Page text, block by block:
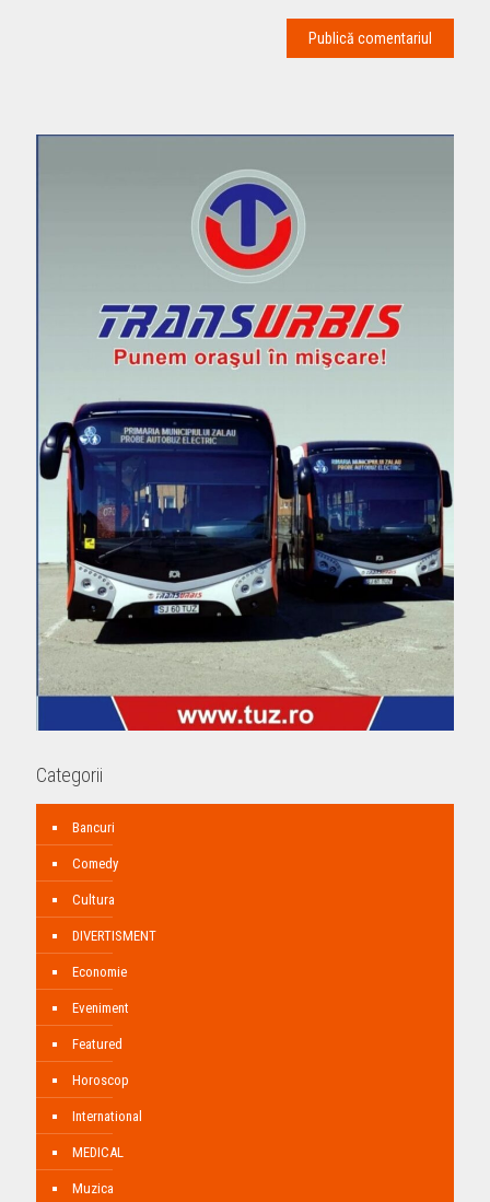
Categorii
Bancuri
Comedy
Cultura
DIVERTISMENT
Economie
Eveniment
Featured
Horoscop
International
MEDICAL
Muzica